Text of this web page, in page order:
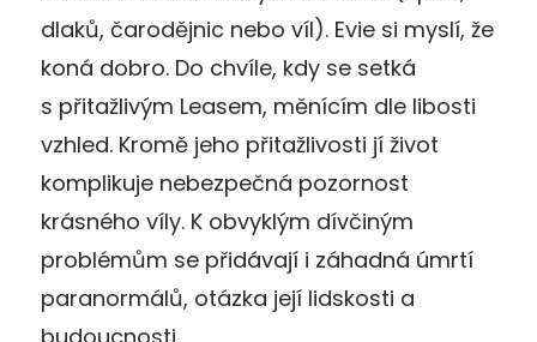
dlaků, čarodějnic nebo víl). Evie si myslí, že
koná dobro. Do chvíle, kdy se setká
s přitažlivým Leasem, měnícím dle libosti
vzhled. Kromě jeho přitažlivosti jí život
komplikuje nebezpečná pozornost
krásného víly. K obvyklým dívčiným
problémům se přidávají i záhadná úmrtí
paranormálů, otázka její lidskosti a